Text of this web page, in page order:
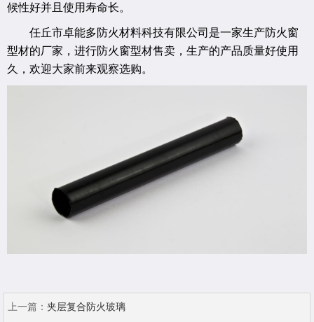
候性好并且使用寿命长。
任丘市卓能多防火材料科技有限公司是一家生产防火窗
型材的厂家，进行防火窗型材售卖，生产的产品质量好使用
久，欢迎大家前来观察选购。
上一篇： 夹层复合防火玻璃